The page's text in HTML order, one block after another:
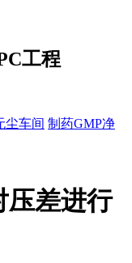
工程
尘车间 制药GMP净
压差进行